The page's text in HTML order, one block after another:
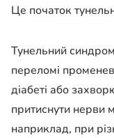
Це початок
Тунельний
переломі
діабеті або
притиснути нерви
наприклад, при